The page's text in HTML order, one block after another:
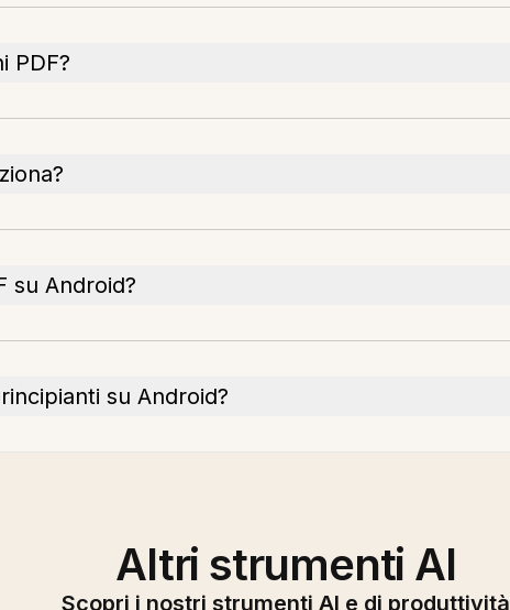
PDF?
su Android?
su Android?
Altri strumenti AI
Scopri i nostri strumenti AI e di produttività